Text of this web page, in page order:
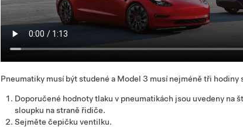
Pneumatiky musí být studené a Model 3 musí nejméně tři hodiny
Doporučené hodnoty tlaku v pneumatikách jsou uvedeny na
sloupku na straně řidiče.
Sejměte čepičku ventilku.